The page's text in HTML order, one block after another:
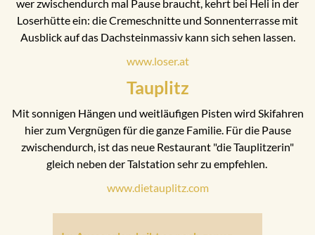
wer zwischendurch mal Pause braucht, kehrt bei Heli in der
Loserhütte ein: die Cremeschnitte und Sonnenterrasse mit
Ausblick auf das Dachsteinmassiv kann sich sehen lassen.
www.loser.at
Tauplitz
Mit sonnigen Hängen und weitläufigen Pisten wird Skifahren
hier zum Vergnügen für die ganze Familie. Für die Pause
zwischendurch, ist das neue Restaurant "die Tauplitzerin"
gleich neben der Talstation sehr zu empfehlen.
www.dietauplitz.com